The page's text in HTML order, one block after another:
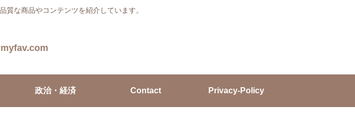
質な商品やコンテンツを紹介しています。
政治・経済 Contact Privacy-Policy